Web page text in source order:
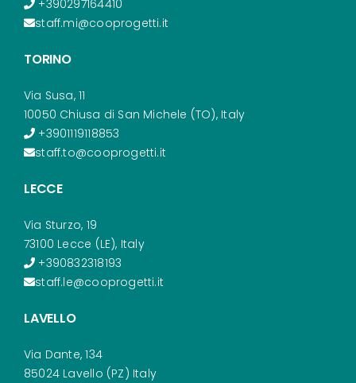
+390297164410
staff.mi@cooprogetti.it
TORINO
Via Susa, 11
10050 Chiusa di San Michele (TO), Italy
+3901119118853
staff.to@cooprogetti.it
LECCE
Via Sturzo, 19
73100 Lecce (LE), Italy
+390832318193
staff.le@cooprogetti.it
LAVELLO
Via Dante, 134
85024 Lavello (PZ) Italy